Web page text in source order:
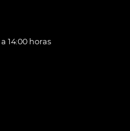
14:00 horas